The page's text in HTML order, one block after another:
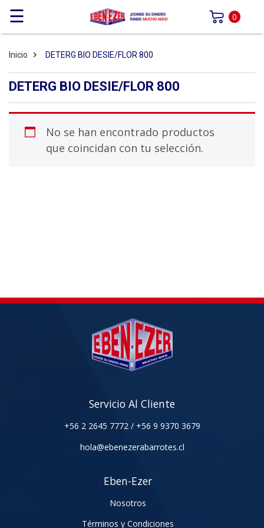
☰ 0
Inicio DETERG BIO DESIE/FLOR 800
DETERG BIO DESIE/FLOR 800
No se han encontrado productos
que coincidan con tu selección.
Servicio Al Cliente
+56 2 2645 7772 / +56 9 9370 3679
hola@ebenezerabarrotes.cl
Eben-Ezer
Nosotros
Términos y Condiciones